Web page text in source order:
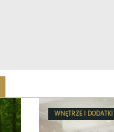
WNĘTRZE I DODATKI